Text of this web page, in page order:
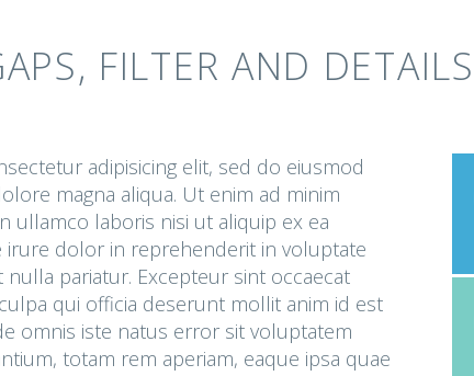
FILTER AND DETAILS
adipisicing elit, sed do eiusmod
magna aliqua. Ut enim ad minim
ullamco laboris nisi ut aliquip ex ea
dolor in reprehenderit in voluptate
pariatur. Excepteur sint occaecat
qui officia deserunt mollit anim id est
omnis iste natus error sit voluptatem
totam rem aperiam, eaque ipsa quae